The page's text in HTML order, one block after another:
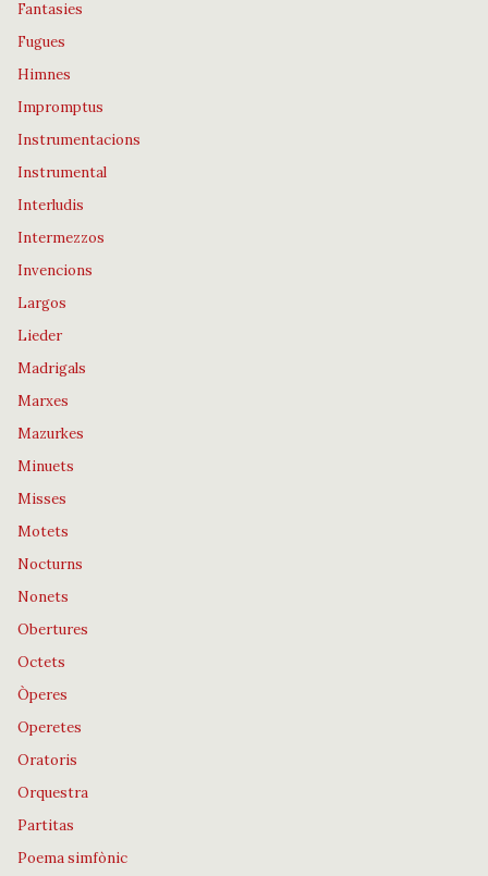
Fantasies
Fugues
Himnes
Impromptus
Instrumentacions
Instrumental
Interludis
Intermezzos
Invencions
Largos
Lieder
Madrigals
Marxes
Mazurkes
Minuets
Misses
Motets
Nocturns
Nonets
Obertures
Octets
Òperes
Operetes
Oratoris
Orquestra
Partitas
Poema simfònic